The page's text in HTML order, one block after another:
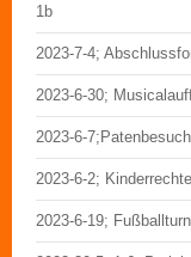
1b
2023-7-4;
2023-6-30;
2023-6-
2023-6-2;
2023-6-19;